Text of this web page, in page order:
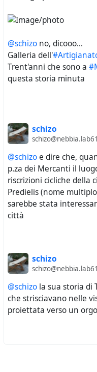
@schizo no, dicooo...
Galleria dell'
Trent'anni che sono a
questa storia minuta
schizo
@schizoe dire che,
p.za dei Mercanti il
riscrizioni cicliche della
Predielis (nome
sarebbe stata
città
schizo
@schizo la sua storia di
che strisciavano nelle
proiettata verso un